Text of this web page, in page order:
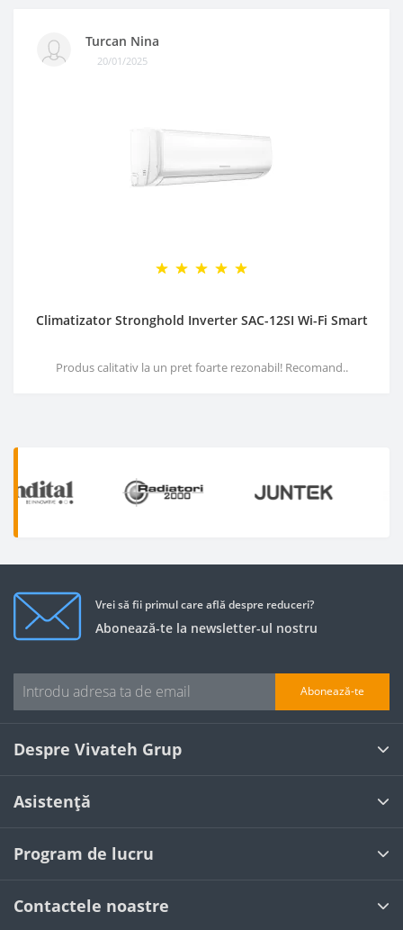
Turcan Nina
20/01/2025
Climatizator Stronghold Inverter SAC-12SI Wi-Fi Smart
Produs calitativ la un pret foarte rezonabil! Recomand..
Vrei să fii primul care află despre reduceri?
Abonează-te la newsletter-ul nostru
Abonează-te
Despre Vivateh Grup
Asistență
Program de lucru
Contactele noastre